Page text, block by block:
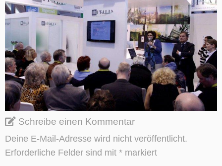
Schreibe einen Kommentar
Deine E-Mail-Adresse wird nicht veröffentlicht.
Erforderliche Felder sind mit * markiert